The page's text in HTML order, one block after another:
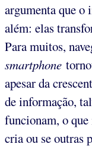
argumenta que o
além: elas
Para muitos,
smartphone
apesar da
de informação,
funcionam, o
cria ou se outras